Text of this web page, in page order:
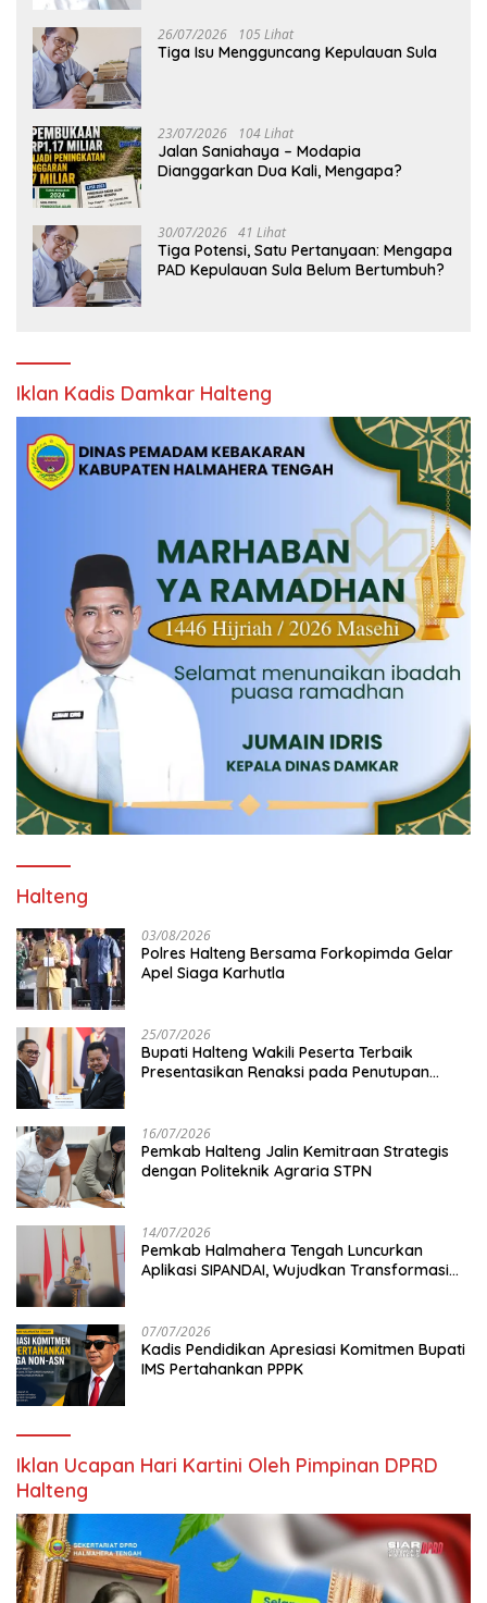
26/07/2026 105 Lihat
Tiga Isu Mengguncang Kepulauan Sula
23/07/2026 104 Lihat
Jalan Saniahaya – Modapia
Dianggarkan Dua Kali, Mengapa?
30/07/2026 41 Lihat
Tiga Potensi, Satu Pertanyaan: Mengapa
PAD Kepulauan Sula Belum Bertumbuh?
Iklan Kadis Damkar Halteng
Halteng
03/08/2026
Polres Halteng Bersama Forkopimda Gelar
Apel Siaga Karhutla
25/07/2026
Bupati Halteng Wakili Peserta Terbaik
Presentasikan Renaksi pada Penutupan
16/07/2026
Pemkab Halteng Jalin Kemitraan Strategis
dengan Politeknik Agraria STPN
14/07/2026
Pemkab Halmahera Tengah Luncurkan
Aplikasi SIPANDAI, Wujudkan Transformasi
07/07/2026
Kadis Pendidikan Apresiasi Komitmen Bupati
IMS Pertahankan PPPK
Iklan Ucapan Hari Kartini Oleh Pimpinan DPRD
Halteng